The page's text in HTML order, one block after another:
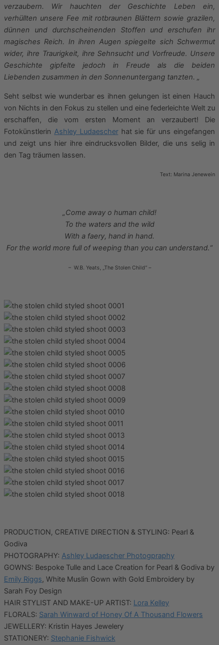
verzaubern. Wir hauchten der Geschichte Leben ein,
verhüllten unsere Fee mit rotbraunen Blättern sowie grazilen,
dünnen und durchscheinenden Stoffen und erschufen ihr
magisches Reich. In ihren Augen spiegelte sich Schwermut
wider, ihre Traurigkeit, ihre Sehnsucht und Vorfreude. Unsere
Geschichte gipfelte jedoch in Freude als die beiden
Liebenden zusammen in den Sonnenuntergang tanzten. „
Seht selbst wie wunderbar es ihnen gelungen ist einen Hauch
von Nichts in den Fokus zu stellen und eine federleichte Welt zu
erschaffen, die vom ersten Moment an verzaubert! Die
Fotokünstlerin Ashley Ludaescherhat sie für uns eingefangen
und zeigt uns hier ihre eindrucksvollen Bilder, die uns selig in
den Tag träumen lassen.
Text: Marina Jenewein
„Come away o human child!
To the waters and the wild
With a faery, hand in hand.
For the world more full of weeping than you can understand.“
– W.B. Yeats, „The Stolen Child“ –
PRODUCTION, CREATIVE DIRECTION & STYLING: Pearl &
Godiva
PHOTOGRAPHY: Ashley Ludaescher Photogpraphy
GOWNS: Bespoke Tulle and Lace Creation for Pearl & Godiva by
Emily Riggs, White Muslin Gown with Gold Embroidery by
Sarah Foy Design
HAIR STYLIST AND MAKE-UP ARTIST: Lora Kelley
FLORALS: Sarah Winward of Honey Of A Thousand Flowers
JEWELLERY: Kristin Hayes Jewelery
STATIONERY: Stephanie Fishwick